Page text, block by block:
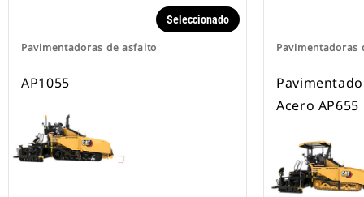
Pavimentadoras de asfalto
Seleccionado
AP1055
Pavimentadoras
Acero AP655